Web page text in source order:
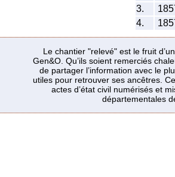
3.
4.
Le chantier "relevé" est le fruit
Gen&O. Qu’ils soient remerciés
de partager l’information avec le
utiles pour retrouver ses ancêtres.
actes d’état civil numérisés et
départementales